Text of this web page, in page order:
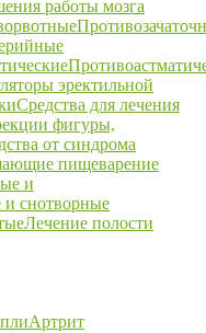
работы мозга
эректильной
Средства для лечения
фигуры,
от синдрома
пищеварение
и
снотворные
Лечение полости
Артрит